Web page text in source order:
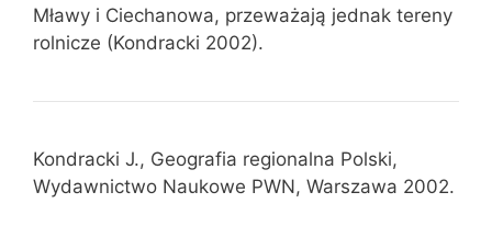
Mławy i Ciechanowa, przeważają jednak tereny
rolnicze (Kondracki 2002).
Kondracki J., Geografia regionalna Polski,
Wydawnictwo Naukowe PWN, Warszawa 2002.